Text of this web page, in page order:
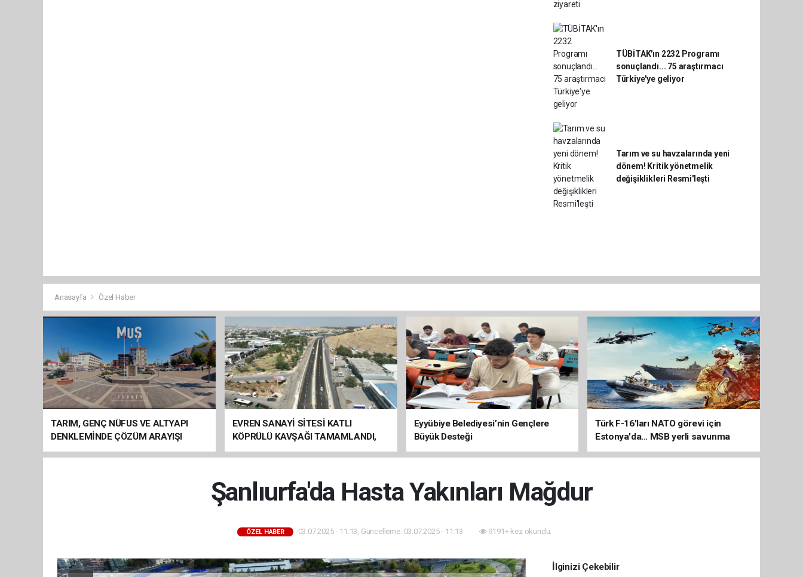
TÜBİTAK'ın 2232 Programı
sonuçlandı... 75 araştırmacı
Türkiye'ye geliyor
Tarım ve su havzalarında yeni
dönem! Kritik yönetmelik
değişiklikleri Resmi'leşti
Anasayfa Özel Haber
TARIM, GENÇ NÜFUS VE ALTYAPI
DENKLEMİNDE ÇÖZÜM ARAYIŞI
EVREN SANAYİ SİTESİ KATLI
KÖPRÜLÜ KAVŞAĞI TAMAMLANDI,
ARAÇ GEÇİŞLERİ BAŞLADI
Eyyübiye Belediyesi’nin Gençlere
Büyük Desteği
Türk F-16'ları NATO görevi için
Estonya'da... MSB yerli savunma
sistemleriyle güçleniyor
Şanlıurfa'da Hasta Yakınları Mağdur
ÖZEL HABER 03.07.2025 - 11:13, Güncelleme: 03.07.2025 - 11:13 9191+ kez okundu.
İlginizi Çekebilir